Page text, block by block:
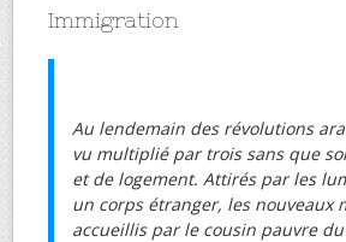
Immigration
Au lendemain des révolutions
vu multiplié par trois sans que
et de logement. Attirés par les
un corps étranger, les nouveaux
accueillis par le cousin pauvre du